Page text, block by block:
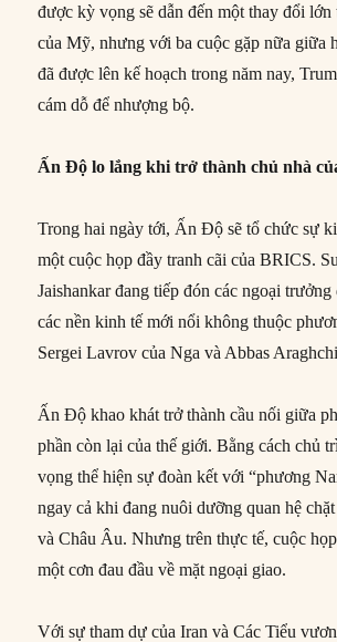
được kỳ vọng sẽ dẫn đến một thay đổi lớn
của Mỹ, nhưng với ba cuộc gặp nữa giữa
đã được lên kế hoạch trong năm nay,
cám dỗ để nhượng bộ.
Ấn Độ lo lắng khi trở thành chủ nhà
Trong hai ngày tới, Ấn Độ sẽ tổ chức sự
một cuộc họp đầy tranh cãi của BRICS.
Jaishankar đang tiếp đón các ngoại
các nền kinh tế mới nổi không thuộc
Sergei Lavrov của Nga và Abbas
Ấn Độ khao khát trở thành cầu nối giữa
phần còn lại của thế giới. Bằng cách chủ
vọng thể hiện sự đoàn kết với “phương
ngay cả khi đang nuôi dưỡng quan hệ
và Châu Âu. Nhưng trên thực tế, cuộc
một cơn đau đầu về mặt ngoại giao.
Với sự tham dự của Iran và Các Tiểu